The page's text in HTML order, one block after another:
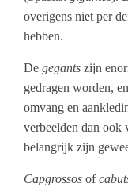
overigens niet per
hebben.
De gegants zijn
gedragen worden,
omvang en
verbeelden dan ook
belangrijk zijn
Capgrossos of